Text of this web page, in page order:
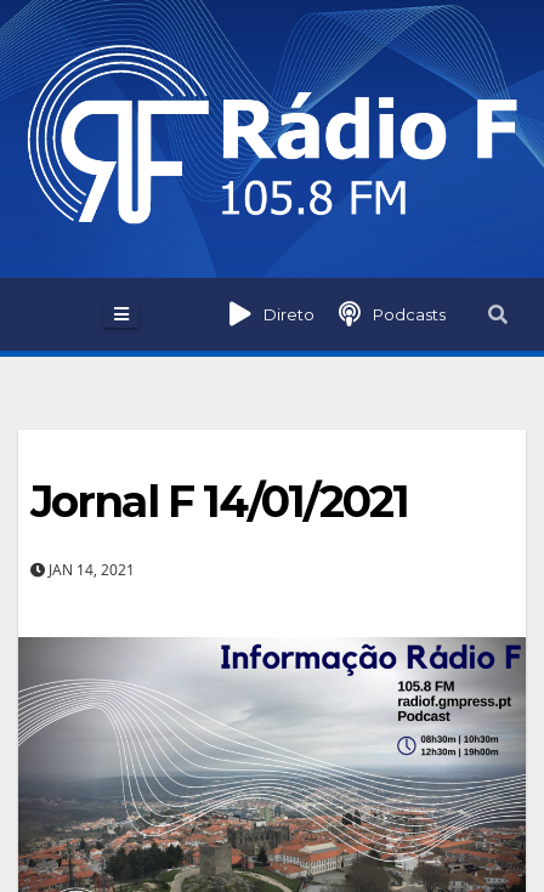
Skip
to
content
Direto Podcasts
Jornal F 14/01/2021
JAN 14, 2021